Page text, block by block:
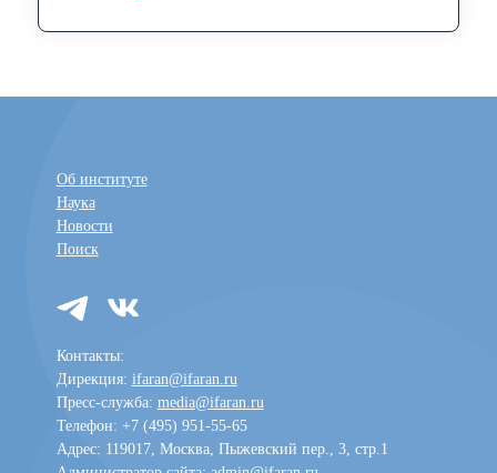
Об институте
Наука
Новости
Поиск
Контакты:
Дирекция: ifaran@ifaran.ru
Пресс-служба: media@ifaran.ru
Телефон: +7 (495) 951-55-65
Адрес: 119017, Москва, Пыжевский пер., 3, стр.1